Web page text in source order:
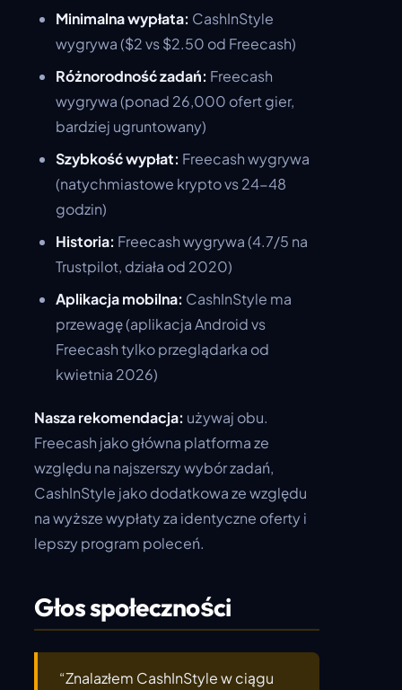
Minimalna wypłata: CashInStyle
wygrywa ($2 vs $2.50 od Freecash)
Różnorodność zadań: Freecash
wygrywa (ponad 26,000 ofert gier,
bardziej ugruntowany)
Szybkość wypłat: Freecash wygrywa
(natychmiastowe krypto vs 24-48
godzin)
Historia: Freecash wygrywa (4.7/5 na
Trustpilot, działa od 2020)
Aplikacja mobilna: CashInStyle ma
przewagę (aplikacja Android vs
Freecash tylko przeglądarka od
kwietnia 2026)
Nasza rekomendacja: używaj obu.
Freecash jako główna platforma ze
względu na najszerszy wybór zadań,
CashInStyle jako dodatkowa ze względu
na wyższe wypłaty za identyczne oferty i
lepszy program poleceń.
Głos społeczności
“Znalazłem CashInStyle w ciągu